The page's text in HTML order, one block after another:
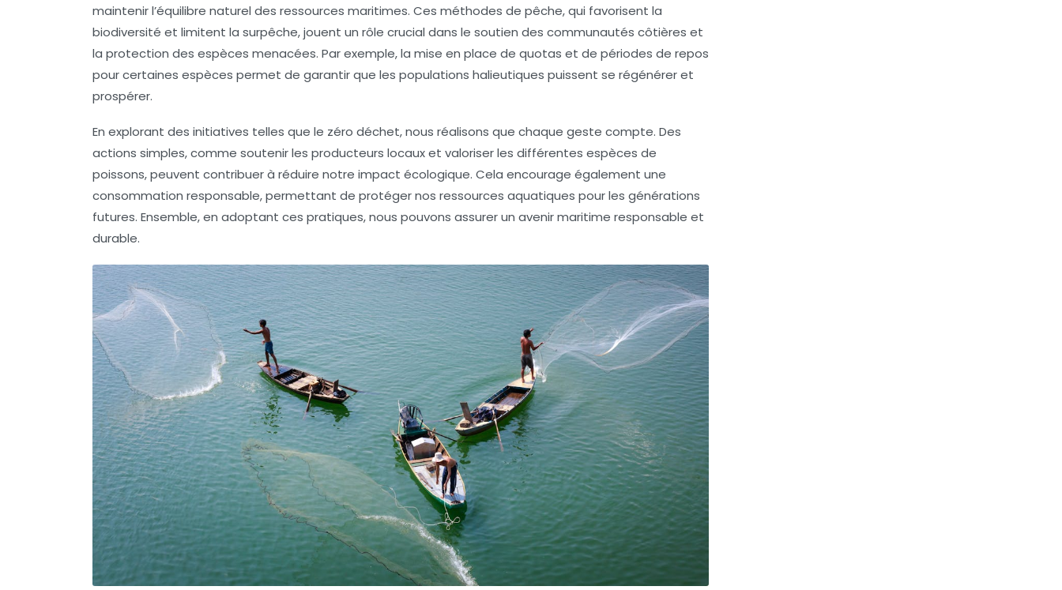
maintenir l’équilibre naturel des ressources maritimes. Ces méthodes de pêche, qui favorisent la
biodiversité et limitent la surpêche, jouent un rôle crucial dans le soutien des communautés côtières et
la protection des espèces menacées. Par exemple, la mise en place de quotas et de périodes de repos
pour certaines espèces permet de garantir que les populations halieutiques puissent se régénérer et
prospérer.
En explorant des initiatives telles que le zéro déchet, nous réalisons que chaque geste compte. Des
actions simples, comme soutenir les producteurs locauxet valoriser les différentes espèces de
poissons, peuvent contribuer à réduire notre impact écologique. Cela encourage également une
consommation responsable, permettant de protéger nos ressources aquatiques pour les générations
futures. Ensemble, en adoptant ces pratiques, nous pouvons assurer un avenir maritime responsable et
durable.